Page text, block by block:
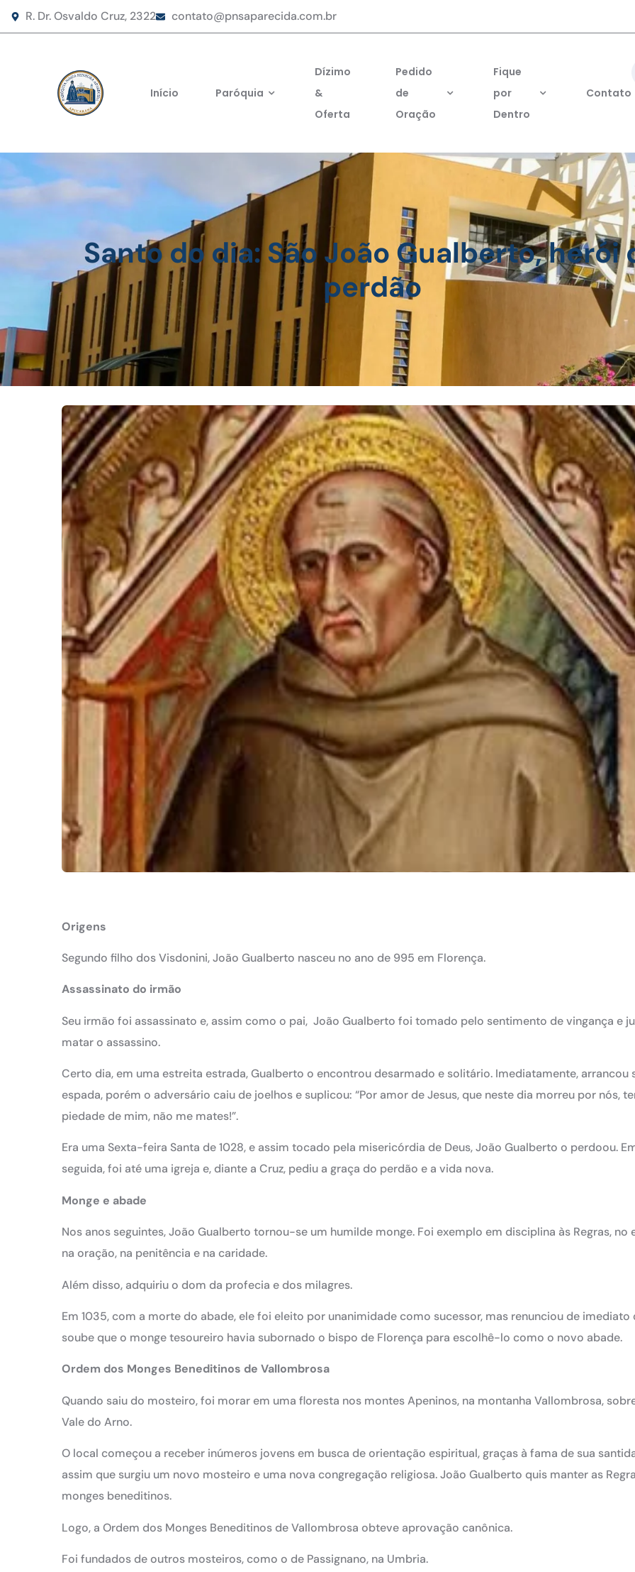
R. Dr. Osvaldo Cruz, 2322 contato@pnsaparecida.com.br
Início Paróquia
Dízimo
&
Oferta
Pedido
de
Oração
Fique
por
Dentro
Contato
Santo do dia: São João Gualberto, herói
perdão
Origens
Segundo filho dos Visdonini, João Gualberto nasceu no ano de 995 em Florença.
Assassinato do irmão
Seu irmão foi assassinato e, assim como o pai, João Gualberto foi tomado pelo sentimento de vingança e
matar o assassino.
Certo dia, em uma estreita estrada, Gualberto o encontrou desarmado e solitário. Imediatamente, arrancou
espada, porém o adversário caiu de joelhos e suplicou: “Por amor de Jesus, que neste dia morreu por nós,
piedade de mim, não me mates!”.
Era uma Sexta-feira Santa de 1028, e assim tocado pela misericórdia de Deus, João Gualberto o perdoou.
seguida, foi até uma igreja e, diante a Cruz, pediu a graça do perdão e a vida nova.
Monge e abade
Nos anos seguintes, João Gualberto tornou-se um humilde monge. Foi exemplo em disciplina às Regras, no
na oração, na penitência e na caridade.
Além disso, adquiriu o dom da profecia e dos milagres.
Em 1035, com a morte do abade, ele foi eleito por unanimidade como sucessor, mas renunciou de imediato
soube que o monge tesoureiro havia subornado o bispo de Florença para escolhê-lo como o novo abade.
Ordem dos Monges Beneditinos de Vallombrosa
Quando saiu do mosteiro, foi morar em uma floresta nos montes Apeninos, na montanha Vallombrosa,
Vale do Arno.
O local começou a receber inúmeros jovens em busca de orientação espiritual, graças à fama de sua
assim que surgiu um novo mosteiro e uma nova congregação religiosa. João Gualberto quis manter as
monges beneditinos.
Logo, a Ordem dos Monges Beneditinos de Vallombrosa obteve aprovação canônica.
Foi fundados de outros mosteiros, como o de Passignano, na Umbria.